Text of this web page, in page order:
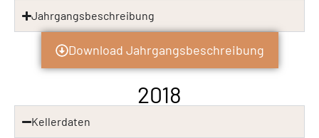
Jahrgangsbeschreibung
Download Jahrgangsbeschreibung
2018
Kellerdaten